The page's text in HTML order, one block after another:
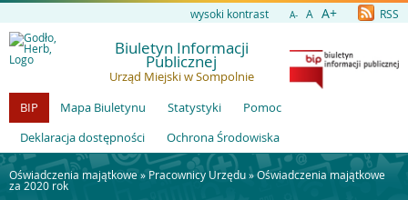
wysoki kontrast A- A A+ RSS
Biuletyn Informacji
Publicznej
Urząd Miejski w Sompolnie
BIP
Mapa Biuletynu Statystyki
Pomoc
Deklaracja dostępności
Ochrona Środowiska
Oświadczenia majątkowe » Pracownicy Urzędu»Oświadczenia majątkowe
za 2020 rok